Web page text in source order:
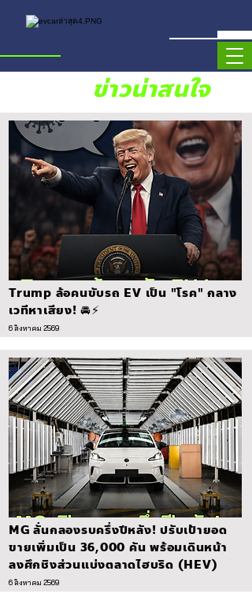
ข่าวน่าสนใจ
Trump ล้อคนขับรถ EV เป็น "โรค" กลาง
เวทีหาเสียง! 🚘⚡
6 สิงหาคม 2569
MG ลั่นกลองรบครึ่งปีหลัง! ปรับเป้ายอด
ขายเพิ่มเป็น 36,000 คัน พร้อมเดินหน้า
ลงศึกชิงส่วนแบ่งตลาดไฮบริด (HEV)
6 สิงหาคม 2569